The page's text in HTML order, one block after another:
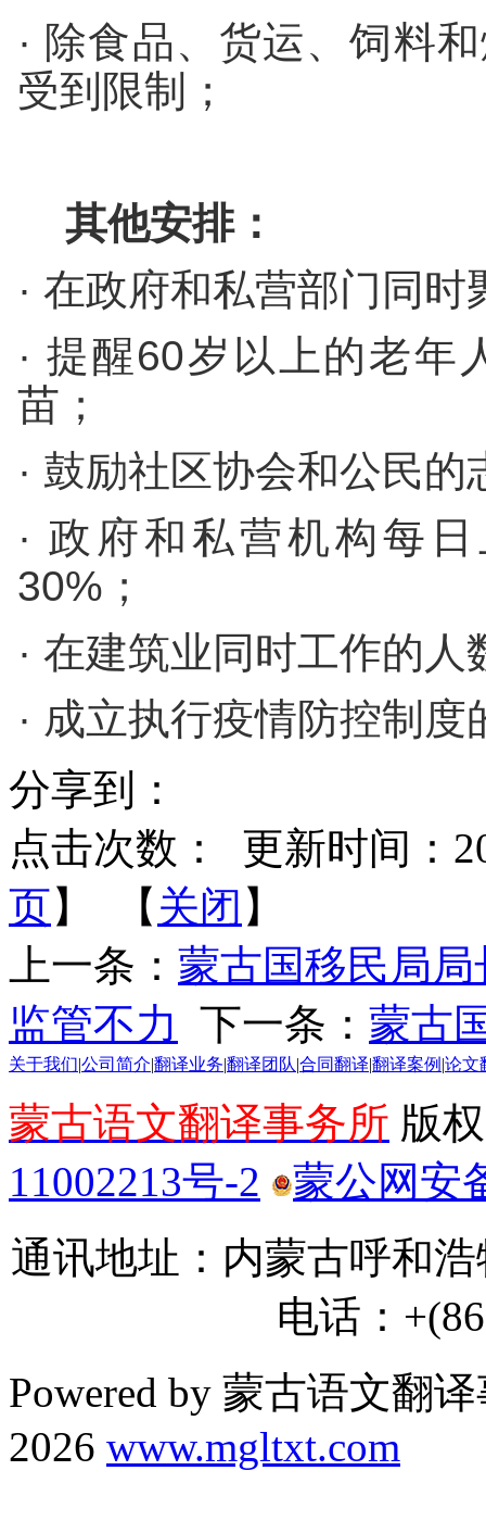
· 除食品、货运、饲料
受到限制；
其他安排：
· 在政府和私营部门同
· 提醒60岁以上的老年
苗；
· 鼓励社区协会和公民的
· 政府和私营机构每
30%；
· 在建筑业同时工作的
· 成立执行疫情防控制度
分享到：
点击次数：
更新时间：
页】 【 关闭 】
上一条： 蒙古国移民局
监管不力
下一条： 蒙古
关于我们 公司简介 翻译业务 翻译团队 合同翻译 翻译案例 论文
蒙古语文翻译事务所 版
11002213号-2
蒙公网安
通讯地址：内蒙古呼和
电话：
Powered by 蒙古语文翻
2026 www.mgltxt.com